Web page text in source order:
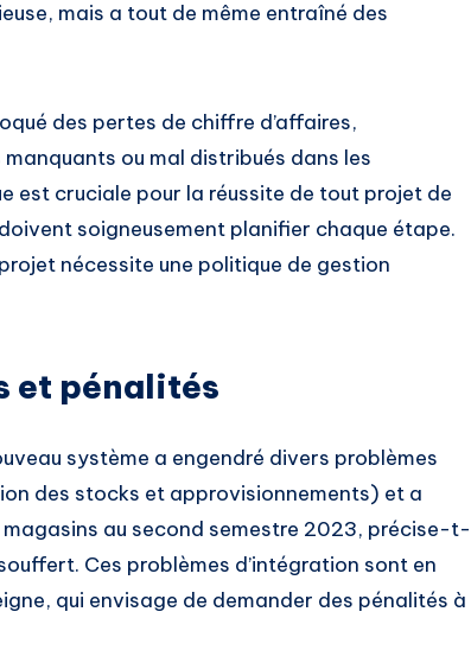
mais a tout de même entraîné des
des pertes de chiffre d’affaires,
ou mal distribués dans les
est cruciale pour la réussite de tout projet de
soigneusement planifier chaque étape.
nécessite une politique de gestion
et pénalités
système a engendré divers problèmes
des stocks et approvisionnements) et a
au second semestre 2023, précise-t-
Ces problèmes d’intégration sont en
qui envisage de demander des pénalités à